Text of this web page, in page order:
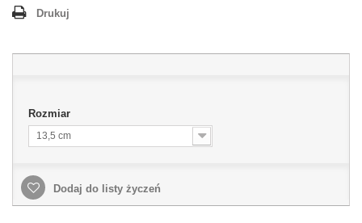
Drukuj
Rozmiar
13,5 cm
Dodaj do listy życzeń